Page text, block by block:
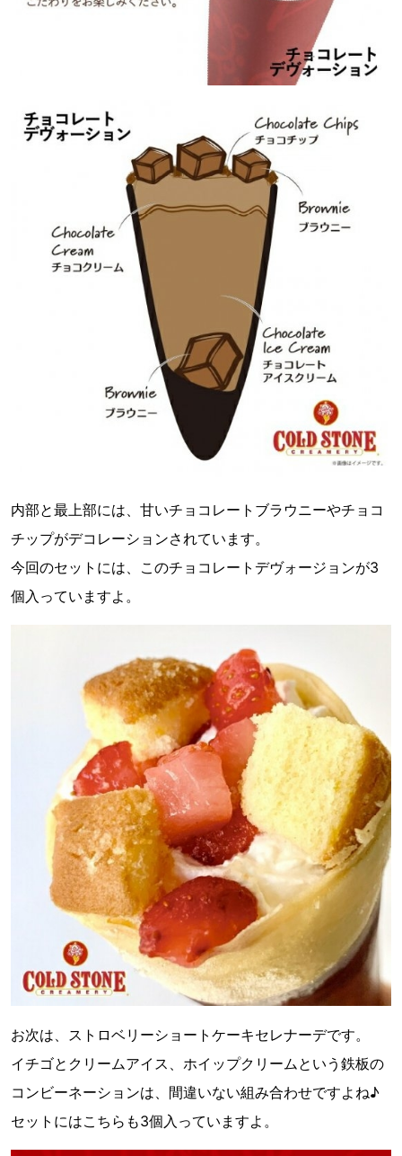
内部と最上部には、甘いチョコレートブラウニーやチョコ
チップがデコレーションされています。
今回のセットには、このチョコレートデヴォージョンが3
個入っていますよ。
お次は、ストロベリーショートケーキセレナーデです。
イチゴとクリームアイス、ホイップクリームという鉄板の
コンビーネーションは、間違いない組み合わせですよね♪
セットにはこちらも3個入っていますよ。